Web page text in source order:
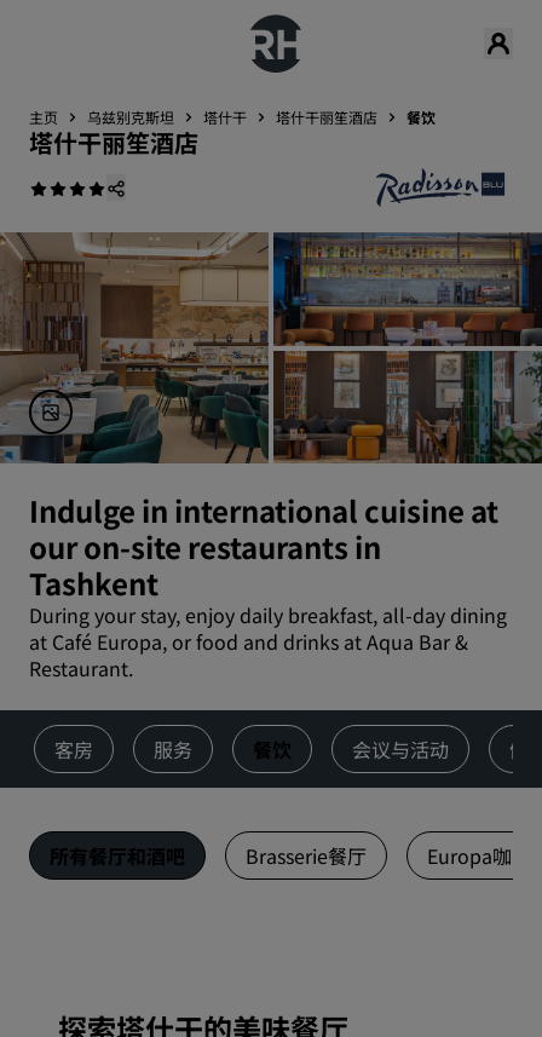
主页 乌兹别克斯坦 塔什干 塔什干丽笙酒店 餐饮
塔什干丽笙酒店
Indulge in international cuisine at
our on-site restaurants in
Tashkent
During your stay, enjoy daily breakfast, all-day dining
at Café Europa, or food and drinks at Aqua Bar &
Restaurant.
客房 服务 餐饮 会议与活动 健
所有餐厅和酒吧 Brasserie餐厅 Europa咖啡
探索塔什干的美味餐厅